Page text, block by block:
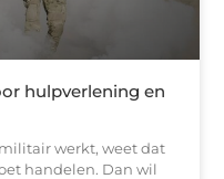
hulpverlening en
werkt, weet dat
handelen. Dan wil